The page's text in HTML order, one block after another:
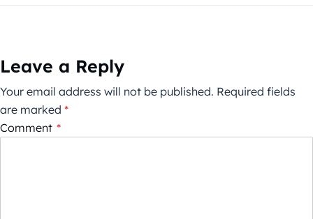
Leave a Reply
Your email address will not be published. Required fields
are marked *
Comment *